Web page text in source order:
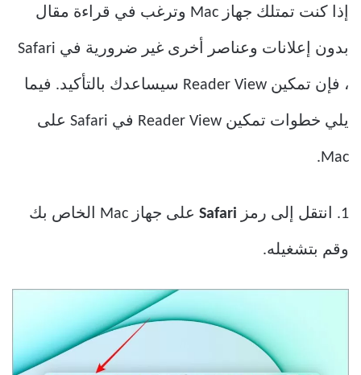
إذا كنت تمتلك جهاز Mac وترغب في قراءة مقال
بدون إعلانات وعناصر أخرى غير ضرورية في Safari
، فإن تمكين Reader View سيساعدك بالتأكيد. فيما
يلي خطوات تمكين Reader View في Safari على
Mac.
1. انتقل إلى رمز Safari على جهاز Mac الخاص بك
وقم بتشغيله.